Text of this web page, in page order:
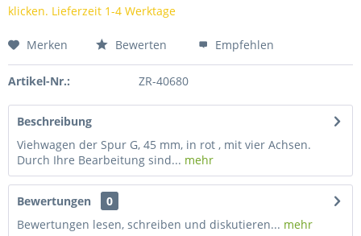
klicken. Lieferzeit 1-4 Werktage
Merken Bewerten Empfehlen
Artikel-Nr.: ZR-40680
Beschreibung
Viehwagen der Spur G, 45 mm, in rot , mit vier Achsen.
Durch Ihre Bearbeitung sind... mehr
Bewertungen
0
Bewertungen lesen, schreiben und diskutieren... mehr